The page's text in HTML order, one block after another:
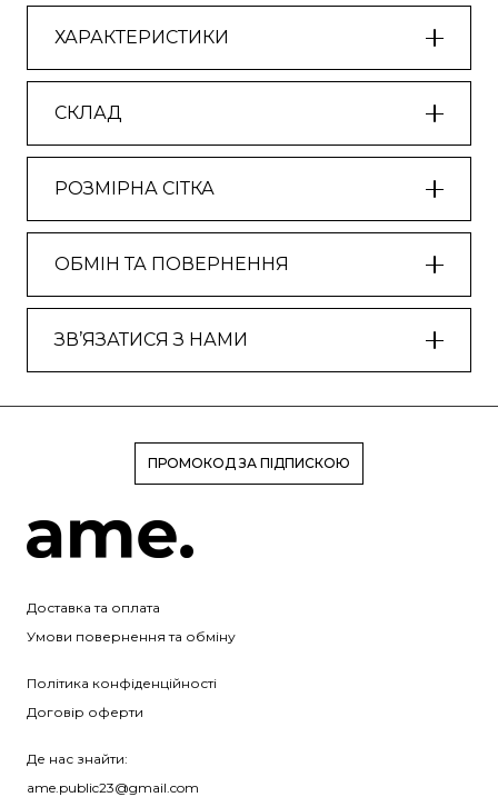
ХАРАКТЕРИСТИКИ
СКЛАД
РОЗМІРНА СІТКА
ОБМІН ТА ПОВЕРНЕННЯ
ЗВ’ЯЗАТИСЯ З НАМИ
ПРОМОКОД ЗА ПІДПИСКОЮ
Доставка та оплата
Умови повернення та обміну
Політика конфіденційності
Договір оферти
Де нас знайти:
ame.public23@gmail.com